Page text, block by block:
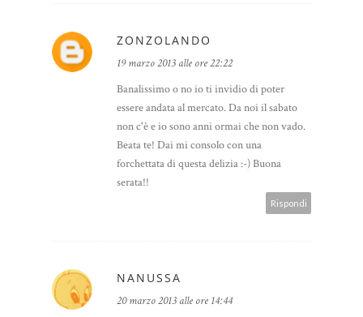
ZONZOLANDO
19 marzo 2013 alle ore 22:22
Banalissimo o no io ti invidio di poter
essere andata al mercato. Da noi il sabato
non c'è e io sono anni ormai che non vado.
Beata te! Dai mi consolo con una
forchettata di questa delizia :-) Buona
serata!!
Rispondi
NANUSSA
20 marzo 2013 alle ore 14:44